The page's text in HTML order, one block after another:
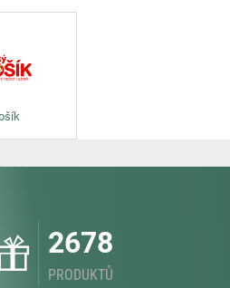
2678
PRODUKTŮ